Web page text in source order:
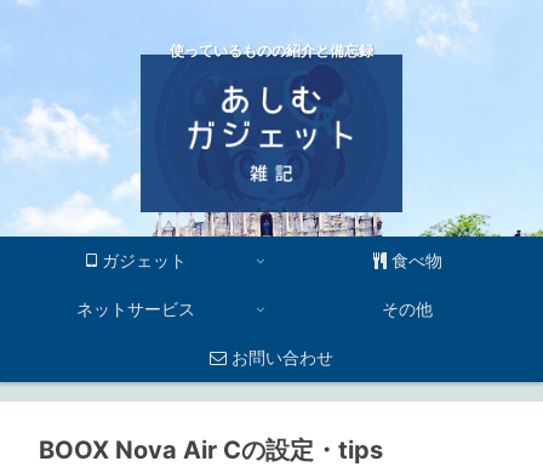
使っているものの紹介と備忘録
ガジェット 食べ物
ネットサービス その他
お問い合わせ
BOOX Nova Air Cの設定・tips